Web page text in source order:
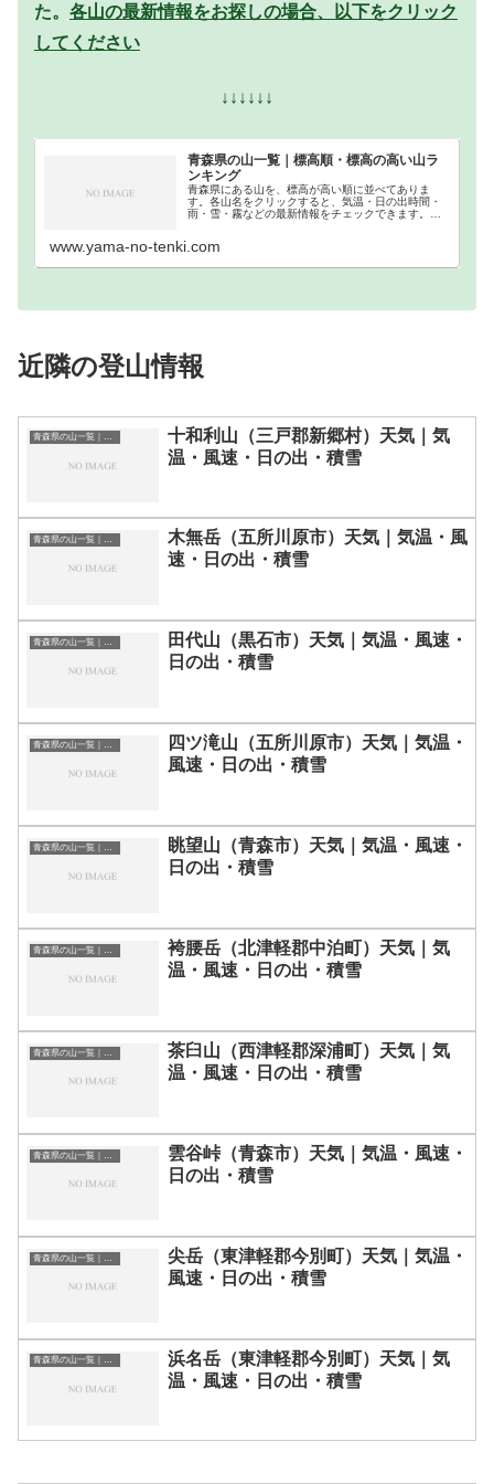
た。 各山の最新情報をお探しの場合、以下をクリック
してください
↓↓↓↓↓↓
青森県の山一覧｜標高順・標高の高い山ラ
ンキング
青森県にある山を、標高が高い順に並べてありま
す。各山名をクリックすると、気温・日の出時間・
雨・雪・霧などの最新情報をチェックできます。青
www.yama-no-tenki.com
近隣の登山情報
青森県の山一覧｜標高順・標高の高い山ランキング
十和利山（三戸郡新郷村）天気｜気
温・風速・日の出・積雪
青森県の山一覧｜標高順・標高の高い山ランキング
木無岳（五所川原市）天気｜気温・風
速・日の出・積雪
青森県の山一覧｜標高順・標高の高い山ランキング
田代山（黒石市）天気｜気温・風速・
日の出・積雪
青森県の山一覧｜標高順・標高の高い山ランキング
四ツ滝山（五所川原市）天気｜気温・
風速・日の出・積雪
青森県の山一覧｜標高順・標高の高い山ランキング
眺望山（青森市）天気｜気温・風速・
日の出・積雪
青森県の山一覧｜標高順・標高の高い山ランキング
袴腰岳（北津軽郡中泊町）天気｜気
温・風速・日の出・積雪
青森県の山一覧｜標高順・標高の高い山ランキング
茶臼山（西津軽郡深浦町）天気｜気
温・風速・日の出・積雪
雲谷峠（青森市）天気｜気温・風速・
日の出・積雪
尖岳（東津軽郡今別町）天気｜気温・
風速・日の出・積雪
青森県の山一覧｜標高順・標高の高い山ランキング
浜名岳（東津軽郡今別町）天気｜気
温・風速・日の出・積雪